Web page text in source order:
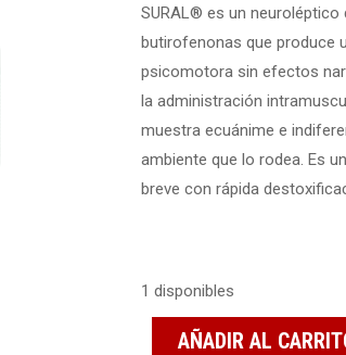
SURAL® es un neuroléptico
butirofenonas que produce
psicomotora sin efectos
la administración
muestra ecuánime e
ambiente que lo rodea. Es
breve con rápida
1 disponibles
AÑADIR AL